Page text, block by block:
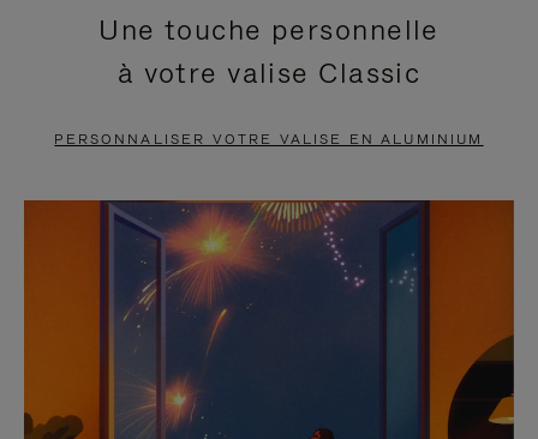
EN
PAUSE,
APPUYEZ
POUR
METTRE
PAUSE
VIDÉO
EST
DÉSACTIVÉ.
CLIQUER
POUR
RÉACTIVER
LE
SON
Une touche personnelle
à votre valise Classic
PERSONNALISER VOTRE VALISE EN ALUMINIUM